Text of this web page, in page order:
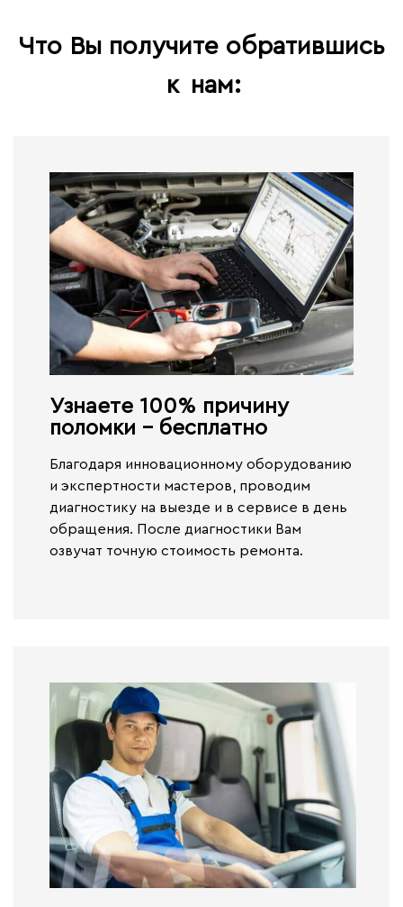
Что Вы получите обратившись
к нам:
Узнаете 100% причину
поломки - бесплатно​
Благодаря инновационному оборудованию
и экспертности мастеров, проводим
диагностику на выезде и в сервисе в день
обращения. После диагностики Вам
озвучат точную стоимость ремонта.